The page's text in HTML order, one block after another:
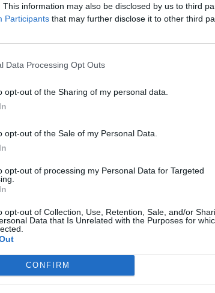
This information may also be disclosed by us to third
Participants that may further disclose it to other third
Data Processing Opt Outs
opt-out of the Sharing of my personal data.
opt-out of the Sale of my Personal Data.
opt-out of processing my Personal Data for Targeted
opt-out of Collection, Use, Retention, Sale, and/or
Data that Is Unrelated with the Purposes for
CONFIRM
cukor, sódu bikarbónu, kypriaci prášok a
formu (s priemerom cca 20 cm) a
30 minút pri 180 ° C.
vydlabeme v korpuse plytkú misku.
a vložte do korpusové vydlabané časti.
spolu s agávovým sirupom a škrobovým
horkú čokoládu a vmiešajte ju do
cesto, ktoré ste si dali bokom do misky,